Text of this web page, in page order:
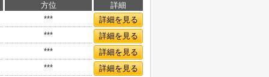
方位
詳細
***
詳細を見る
***
詳細を見る
***
詳細を見る
***
詳細を見る